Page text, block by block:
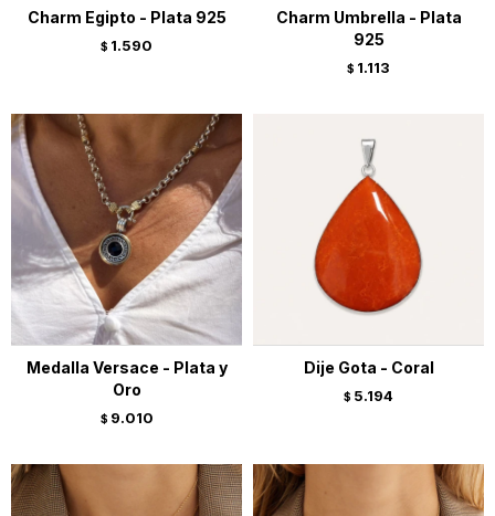
Charm Egipto - Plata 925
$ 1.590
Charm Umbrella - Plata
925
$ 1.113
Medalla Versace - Plata y
Oro
$ 9.010
Dije Gota - Coral
$ 5.194